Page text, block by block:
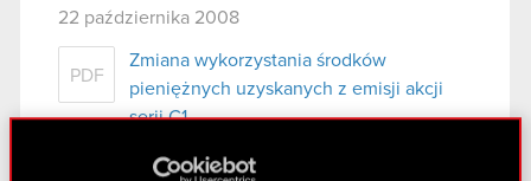
22 października 2008
PDF
Zmiana wykorzystania środków
pieniężnych uzyskanych z emisji akcji
serii C1